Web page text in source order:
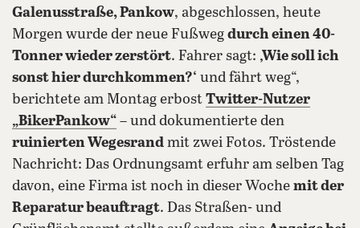
Galenusstraße, Pankow, abgeschlossen, heute
Morgen wurde der neue Fußweg durch einen 40-
Tonner wieder zerstört. Fahrer sagt: ‚Wie soll ich
sonst hier durchkommen?‘ und fährt weg“,
berichtete am Montag erbost Twitter-Nutzer
„BikerPankow“ – und dokumentierte den
ruinierten Wegesrand mit zwei Fotos. Tröstende
Nachricht: Das Ordnungsamt erfuhr am selben Tag
davon, eine Firma ist noch in dieser Woche mit der
Reparatur beauftragt. Das Straßen- und